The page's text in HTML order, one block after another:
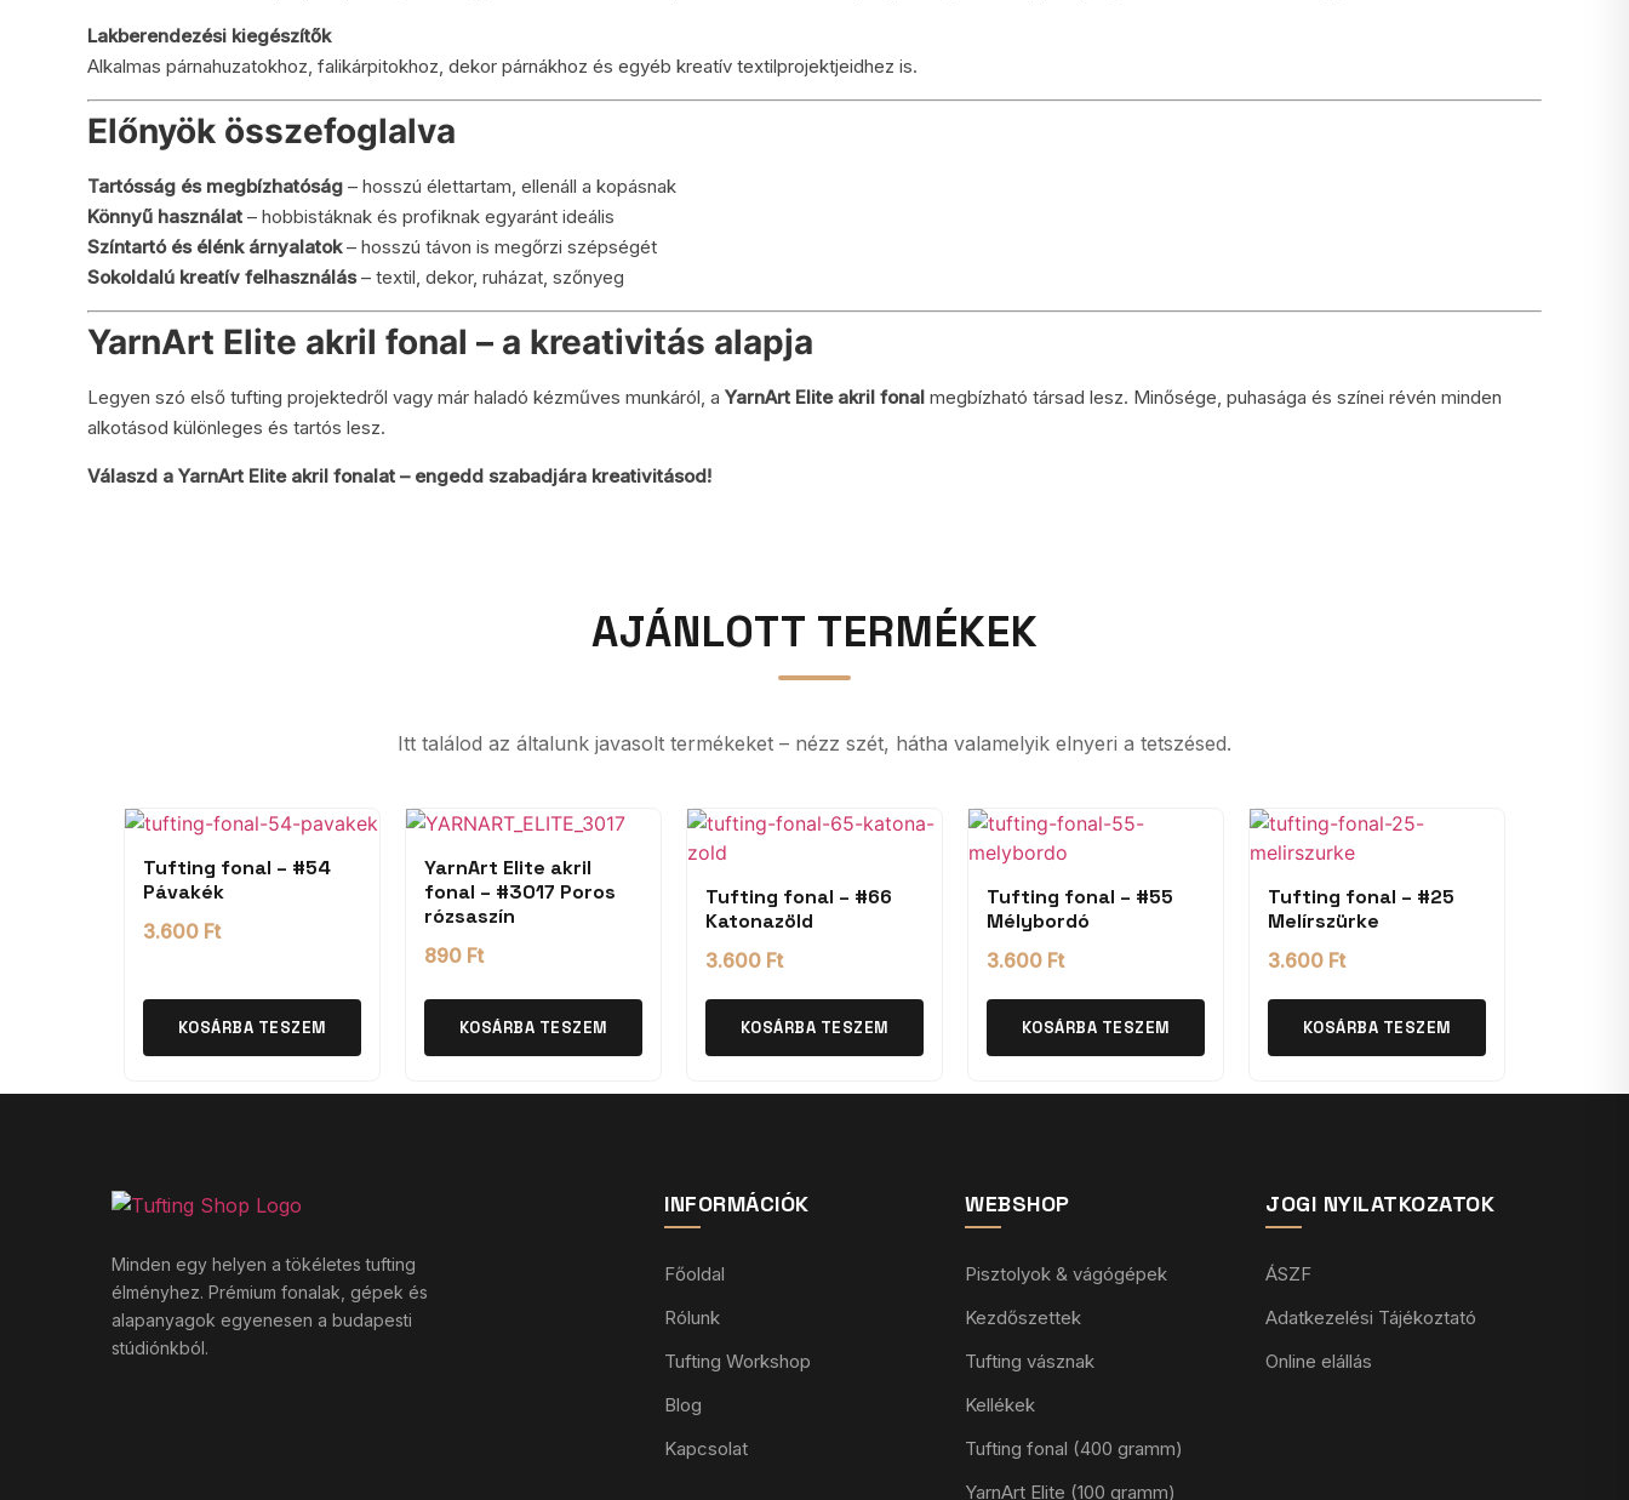
Lakberendezési kiegészítők
Alkalmas párnahuzatokhoz, falikárpitokhoz, dekor párnákhoz és egyéb kreatív textilprojektjeidhez is.
Előnyök összefoglalva
Tartósság és megbízhatóság – hosszú élettartam, ellenáll a kopásnak
Könnyű használat – hobbistáknak és profiknak egyaránt ideális
Színtartó és élénk árnyalatok– hosszú távon is megőrzi szépségét
Sokoldalú kreatív felhasználás– textil, dekor, ruházat, szőnyeg
YarnArt Elite akril fonal – a kreativitás alapja
Legyen szó első tufting projektedről vagy már haladó kézműves munkáról, a YarnArt Elite akril fonal megbízható társad lesz. Minősége, puhasága és színei révén minden
alkotásod különleges és tartós lesz.
Válaszd a YarnArt Elite akril fonalat – engedd szabadjára kreativitásod!
AJÁNLOTT TERMÉKEK
Itt találod az általunk javasolt termékeket – nézz szét, hátha valamelyik elnyeri a tetszésed.
Tufting fonal – #54
Pávakék
3.600 Ft
KOSÁRBA TESZEM
YarnArt Elite akril
fonal – #3017 Poros
rózsaszín
890 Ft
KOSÁRBA TESZEM
Tufting fonal – #66
Katonazöld
3.600 Ft
KOSÁRBA TESZEM
Tufting fonal – #55
Mélybordó
3.600 Ft
KOSÁRBA TESZEM
Tufting fonal – #25
Melírszürke
3.600 Ft
KOSÁRBA TESZEM
Minden egy helyen a tökéletes tufting
élményhez. Prémium fonalak, gépek és
alapanyagok egyenesen a budapesti
stúdiónkból.
INFORMÁCIÓK
Főoldal
Rólunk
Tufting Workshop
Blog
Kapcsolat
WEBSHOP
Pisztolyok & vágógépek
Kezdőszettek
Tufting vásznak
Kellékek
Tufting fonal (400 gramm)
YarnArt Elite (100 gramm)
JOGI NYILATKOZATOK
ÁSZF
Adatkezelési Tájékoztató
Online elállás